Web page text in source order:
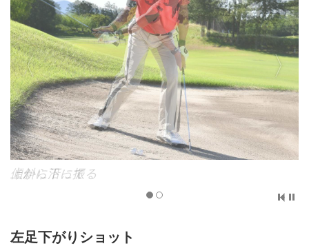
傾斜に沿って
左足下がりショット